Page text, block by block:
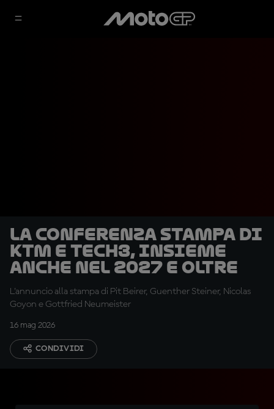
La conferenza stampa di
KTM e Tech3, insieme
anche nel 2027 e oltre
L'annuncio alla stampa di Pit Beirer, Guenther Steiner, Nicolas
Goyon e Gottfried Neumeister
16 mag 2026
CONDIVIDI